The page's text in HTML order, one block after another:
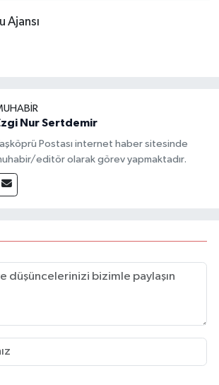
Ajansı
Nur Sertdemir
Postası internet haber sitesinde
editör olarak görev yapmaktadır.